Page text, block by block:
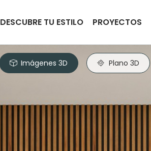
DESCUBRE TU ESTILO PROYECTOS
Imágenes 3D Plano 3D